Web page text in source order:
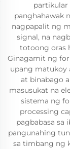
partikular
panghahawak
nagpapalit ng
signal, na
totoong oras
Ginagamit ng
upang matukoy
at binabago
masusukat na
sistema ng
processing
pagbabasa sa
pangunahing
sa timbang ng